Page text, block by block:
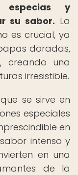
y
su sabor. La
es crucial, ya
doradas,
creando una
irresistible.
se sirve en
especiales
en
intenso y
en una
de la